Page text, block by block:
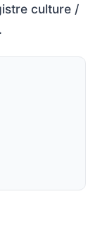
culture /